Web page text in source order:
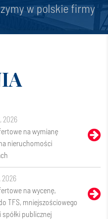
w polskie firmy
2026
na wymianę
nieruchomości
2026
na wycenę,
TFS, mniejszościowego
publicznej